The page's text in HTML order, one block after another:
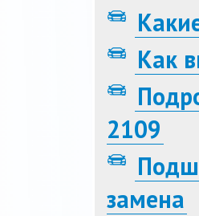
Как
2109
замена